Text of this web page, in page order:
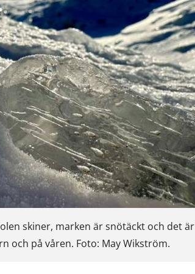
skiner, marken är snötäckt och det är
och på våren. Foto: May Wikström.